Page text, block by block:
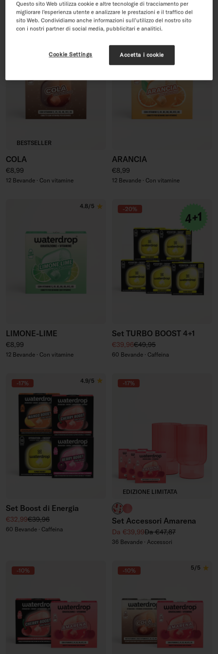
60 Bevande · Con vitamine
BESTSELLER
4.7/5
COLA
Prezzo regolare
€8,99
12 Bevande · Con vitamine
ARANCIA
Prezzo regolare
€8,99
12 Bevande · Con vitamine
4.8/5
LIMONE-LIME
Prezzo regolare
€8,99
12 Bevande · Con vitamine
-20%
Set TURBO BOOST 4+1
Prezzo di vendita
€39,96Prezzo regolare
€49,95
60 Bevande · Caffeina
-17% 4.9/5
Set Boost di Energia
Prezzo di vendita
€32,99Prezzo regolare
€39,96
60 Bevande · Caffeina
-17%
EDIZIONE LIMITATA
Bottiglia in Vetro
Bicchieri con Scanalatura
Set Accessori Amarena
Prezzo di vendita
Da €39,99Prezzo regolare
Da €47,87
36 Bevande · Accessori
-10% -10% 5/5
Questo sito Web utilizza cookie e altre tecnologie di tracciamento per
migliorare l’esperienza utente e analizzare le prestazioni e il traffico del
sito Web. Condividiamo anche informazioni sull’utilizzo del nostro sito
con i nostri partner di social media, pubblicitari e analitici.
Accetta i cookie
Cookie Settings